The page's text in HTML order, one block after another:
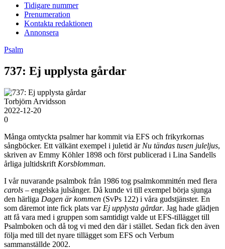
Tidigare nummer
Prenumeration
Kontakta redaktionen
Annonsera
Psalm
737: Ej upplysta gårdar
Torbjörn Arvidsson
2022-12-20
0
Många omtyckta psalmer har kommit via EFS och frikyrkornas
sångböcker. Ett välkänt exempel i juletid är Nu tändas tusen juleljus,
skriven av Emmy Köhler 1898 och först publicerad i Lina Sandells
årliga jultidskrift Korsblomman.
I vår nuvarande psalmbok från 1986 tog psalmkommittén med flera
carols – engelska julsånger. Då kunde vi till exempel börja sjunga
den härliga Dagen är kommen (SvPs 122) i våra gudstjänster. En
som däremot inte fick plats var Ej upplysta gårdar. Jag hade glädjen
att få vara med i gruppen som samtidigt valde ut EFS-tillägget till
Psalmboken och då tog vi med den där i stället. Sedan fick den även
följa med till det nyare tillägget som EFS och Verbum
sammanställde 2002.